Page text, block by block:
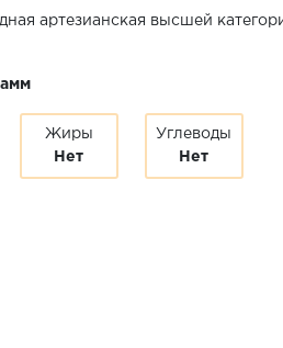
артезианская высшей
Жиры
Нет
Углеводы
Нет